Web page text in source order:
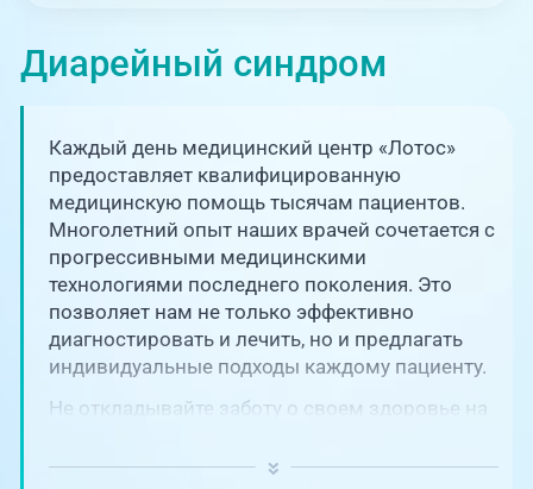
Отзывы
Адреса клиник
О клинике
Блог врачей
Новости
Телемедицина
+7 (351) 220-00-03
Единая справочная служба,
запись на прием
+7 (351) 220-03-03
Центр амбулаторной
онкологической помощи
+7 (7142) 927-003
Диарейный синдром
Каждый день медицинский центр «Лотос»
предоставляет квалифицированную
медицинскую помощь тысячам пациентов.
Многолетний опыт наших врачей сочетается с
прогрессивными медицинскими
технологиями последнего поколения. Это
позволяет нам не только эффективно
диагностировать и лечить, но и предлагать
индивидуальные подходы каждому пациенту.
Не откладывайте заботу о своем здоровье на
ключевую роль в поддержании вашего